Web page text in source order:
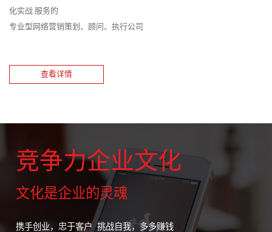
化实战 服务的
专业型网络营销策划、顾问、执行公司
查看详情
竞争力企业文化
文化是企业的灵魂
携手创业，忠于客户 挑战自我，多多赚钱